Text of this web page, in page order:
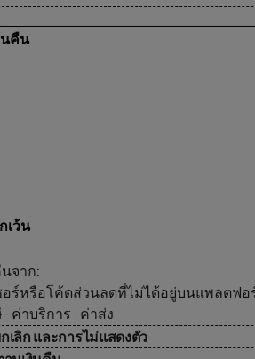
นคืน
เว้น
จาก:
อร์หรือโค้ดส่วนลดที่ไม่ได้อยู่บนแพลตฟอ
ค่าบริการ · ค่าส่ง
เลิก และการไม่แสดงตัว